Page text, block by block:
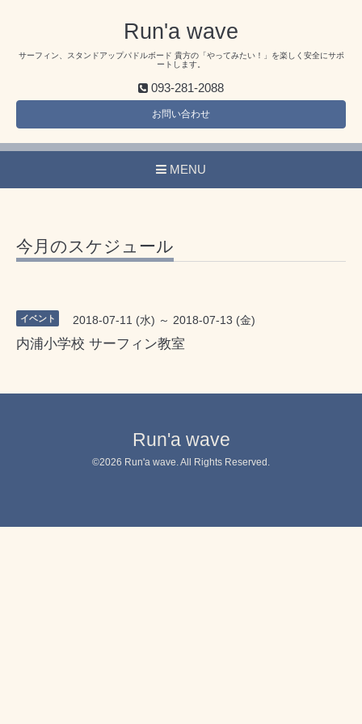
Run'a wave
サーフィン、スタンドアップパドルボード 貴方の「やってみたい！」を楽しく安全にサポ
ートします。
093-281-2088
お問い合わせ
MENU
今月のスケジュール
イベント 2018-07-11 (水) ～ 2018-07-13 (金)
内浦小学校 サーフィン教室
Run'a wave
©2026 Run'a wave . All Rights Reserved.